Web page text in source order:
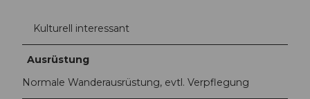
Kulturell interessant
Ausrüstung
Normale Wanderausrüstung, evtl. Verpflegung